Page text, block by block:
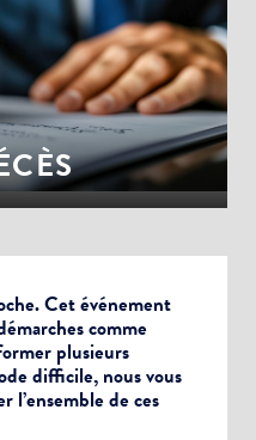
DÉMOCRATIE
PARTICIPATIVE
Cet événement
comme
plusieurs
difficile, nous vous
l’ensemble de ces